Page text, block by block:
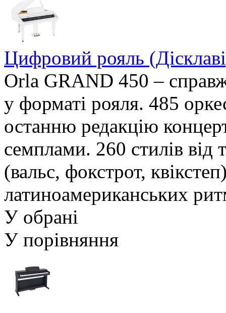
Цифровий рояль
Orla GRAND 450 –
у форматі рояля. 485
останню редакцію
семплами. 260 стилів
(вальс, фокстрот,
латиноамериканських
У обрані
У порівняння